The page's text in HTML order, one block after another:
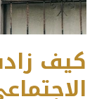
كيف